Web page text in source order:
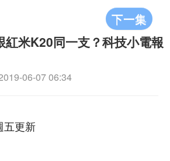
下一集
紅米K20同一支？科技小電報
06-07 06:34
五更新